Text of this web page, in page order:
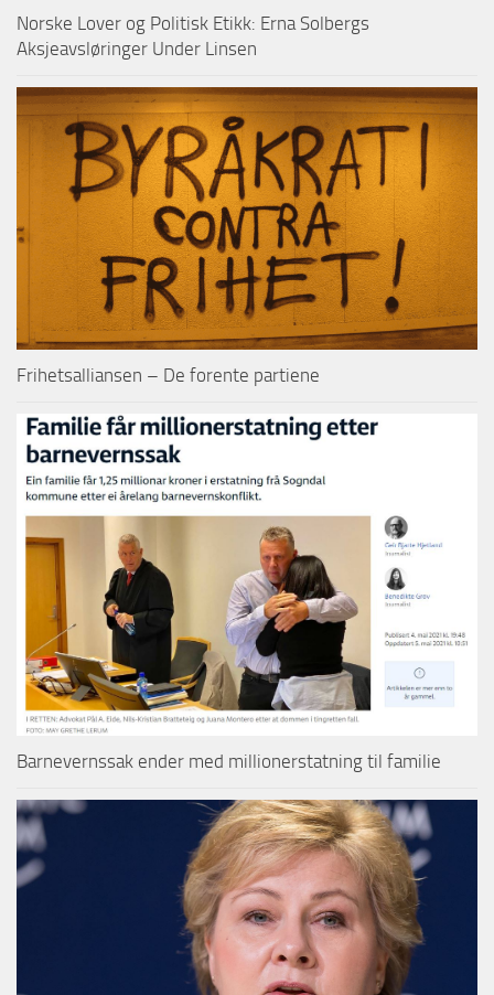
Norske Lover og Politisk Etikk: Erna Solbergs
Aksjeavsløringer Under Linsen
Frihetsalliansen – De forente partiene
Barnevernssak ender med millionerstatning til familie